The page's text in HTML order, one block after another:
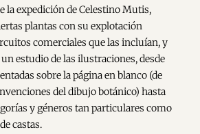
la expedición de Celestino Mutis,
plantas con su explotación
comerciales que las incluían, y
estudio de las ilustraciones, desde
sobre la página en blanco (de
del dibujo botánico) hasta
y géneros tan particulares como
castas.